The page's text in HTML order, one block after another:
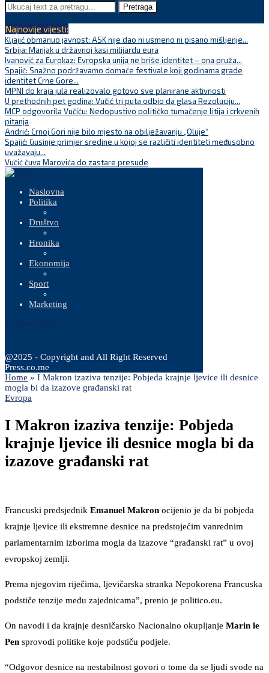
Pretraga
Najnovije vijesti:
Kljajić obmanuo javnost: ASK nije dao ni usmeno ni pisano mišljenje...
Srbija: Manjak u državnoj kasi milijardu eura
Ivanović za Eurokaz: Evropska unija ne briše identitet – ona pruža...
Spajić: Snažno podržavamo domaće festivale koji godinama grade
identitet Crne Gore...
MPNI do kraja jula realizovalo gotovo sve planirane aktivnosti
U prethodnih pet godina: Vučić tri puta odbio da glasa Rezoluciju...
MCP odgovorila Vučiću: Nedopustivo političko tumačenje litija i crkvenih
pitanja
Andrić: Crnoj Gori nije bilo mjesto na obilježavanju „Oluje“
Spajić: Gusinje primjer sredine u kojoj se različiti identiteti međusobno
uvažavaju...
Vučić čuva Marovića do zastare presude
Naslovna
Politika
Društvo
Hronika
Ekonomija
Sport
Marketing
@2025 - Copyright and All Right Reserved
Press.co.me
Home » I Makron izaziva tenzije: Pobjeda krajnje ljevice ili desnice
mogla bi da izazove građanski rat
Evropa
I Makron izaziva tenzije: Pobjeda
krajnje ljevice ili desnice mogla bi da
izazove građanski rat
Francuski predsjednik Emanuel Makron ocijenio je da bi pobjeda
krajnje ljevice ili ekstremne desnice na predstojećim vanrednim
parlamentarnim izborima mogla da izazove “građanski rat” u ovoj
evropskoj zemlji.
Prema njegovim riječima, ljevičarska stranka Nepokorena Francuska
podstiče tenzije među zajednicama”, prenio je politico.eu.
On navodi i da krajnje desničarsko Nacionalno okupljanje Marin le
Pen sprovodi politike koje podstiču podjele.
“Odgovor desnice na nestabilnost govori o tome da se ljudi svode na